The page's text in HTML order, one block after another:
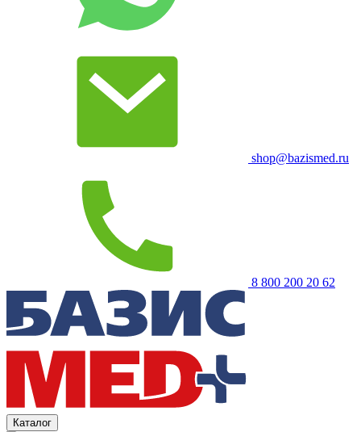
shop@bazismed.ru
8 800 200 20 62
Каталог